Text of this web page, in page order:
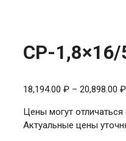
СР-
18,194.00 ₽ – 20,898.00 ₽
Цены могут отличаться
Актуальные цены